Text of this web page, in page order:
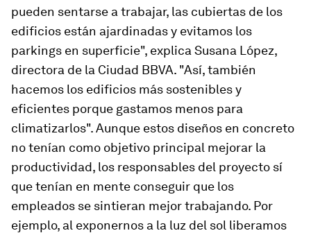
pueden sentarse a trabajar, las cubiertas de los
edificios están ajardinadas y evitamos los
parkings en superficie", explica Susana López,
directora de la Ciudad BBVA. "Así, también
hacemos los edificios más sostenibles y
eficientes porque gastamos menos para
climatizarlos". Aunque estos diseños en concreto
no tenían como objetivo principal mejorar la
productividad, los responsables del proyecto sí
que tenían en mente conseguir que los
empleados se sintieran mejor trabajando. Por
ejemplo, al exponernos a la luz del sol liberamos